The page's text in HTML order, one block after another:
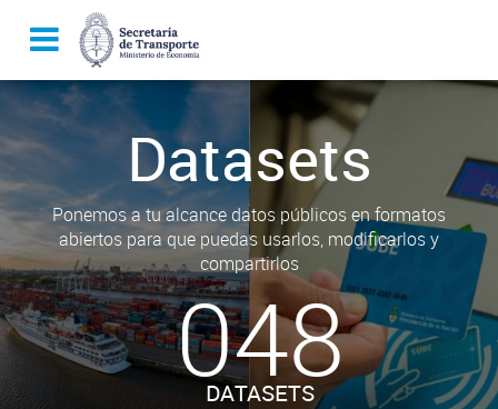
Datasets
Ponemos a tu alcance datos públicos en formatos
abiertos para que puedas usarlos, modificarlos y
compartirlos
048
DATASETS